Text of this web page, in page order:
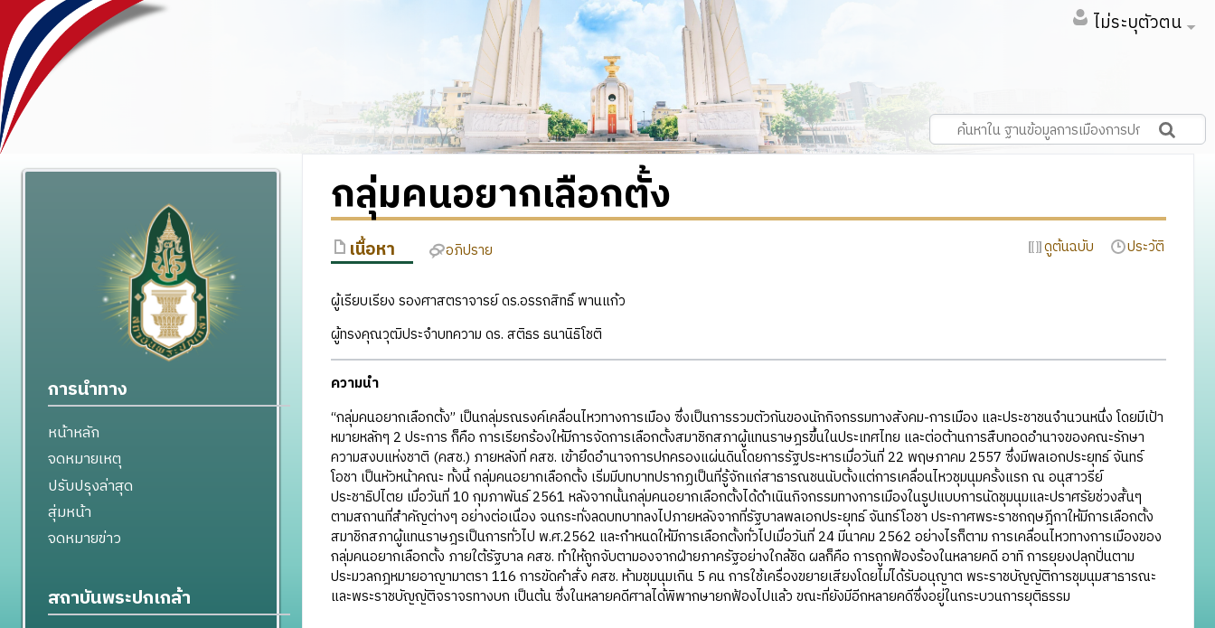
ไม่ระบุตัวตน
กลุ่มคนอยากเลือกตั้ง
เนื้อหา อภิปราย ดูต้นฉบับ ประวัติ
ผู้เรียบเรียง รองศาสตราจารย์ ดร.อรรถสิทธิ์ พานแก้ว
ผู้ทรงคุณวุฒิประจำบทความ ดร. สติธร ธนานิธิโชติ
ความนำ
“กลุ่มคนอยากเลือกตั้ง” เป็นกลุ่มรณรงค์เคลื่อนไหวทางการเมือง ซึ่งเป็นการรวมตัวกันของนักกิจกรรมทางสังคม-การเมือง และประชาชนจำนวนหนึ่ง โดยมีเป้า
หมายหลักๆ 2 ประการ ก็คือ การเรียกร้องให้มีการจัดการเลือกตั้งสมาชิกสภาผู้แทนราษฎรขึ้นในประเทศไทย และต่อต้านการสืบทอดอำนาจของคณะรักษา
ความสงบแห่งชาติ (คสช.) ภายหลังที่ คสช. เข้ายึดอำนาจการปกครองแผ่นดินโดยการรัฐประหารเมื่อวันที่ 22 พฤษภาคม 2557 ซึ่งมีพลเอกประยุทธ์ จันทร์
โอชา เป็นหัวหน้าคณะ ทั้งนี้ กลุ่มคนอยากเลือกตั้ง เริ่มมีบทบาทปรากฏเป็นที่รู้จักแก่สาธารณชนนับตั้งแต่การเคลื่อนไหวชุมนุมครั้งแรก ณ อนุสาวรีย์
ประชาธิปไตย เมื่อวันที่ 10 กุมภาพันธ์ 2561 หลังจากนั้นกลุ่มคนอยากเลือกตั้งได้ดำเนินกิจกรรมทางการเมืองในรูปแบบการนัดชุมนุมและปราศรัยช่วงสั้นๆ
ตามสถานที่สำคัญต่างๆ อย่างต่อเนื่อง จนกระทั่งลดบทบาทลงไปภายหลังจากที่รัฐบาลพลเอกประยุทธ์ จันทร์โอชา ประกาศพระราชกฤษฎีกาให้มีการเลือกตั้ง
สมาชิกสภาผู้แทนราษฎรเป็นการทั่วไป พ.ศ.2562 และกำหนดให้มีการเลือกตั้งทั่วไปเมื่อวันที่ 24 มีนาคม 2562 อย่างไรก็ตาม การเคลื่อนไหวทางการเมืองของ
กลุ่มคนอยากเลือกตั้ง ภายใต้รัฐบาล คสช. ทำให้ถูกจับตามองจากฝ่ายภาครัฐอย่างใกล้ชิด ผลก็คือ การถูกฟ้องร้องในหลายคดี อาทิ การยุยงปลุกปั่นตาม
ประมวลกฎหมายอาญามาตรา 116 การขัดคำสั่ง คสช. ห้ามชุมนุมเกิน 5 คน การใช้เครื่องขยายเสียงโดยไม่ได้รับอนุญาต พระราชบัญญัติการชุมนุมสาธารณะ
และพระราชบัญญัติจราจรทางบก เป็นต้น ซึ่งในหลายคดีศาลได้พิพากษายกฟ้องไปแล้ว ขณะที่ยังมีอีกหลายคดีซึ่งอยู่ในกระบวนการยุติธรรม
การนำทาง
หน้าหลัก
จดหมายเหตุ
ปรับปรุงล่าสุด
สุ่มหน้า
จดหมายข่าว
สถาบันพระปกเกล้า